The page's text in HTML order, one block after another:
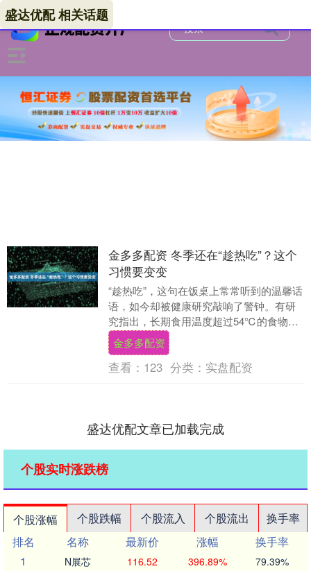
盛达优配 相关话题
金多多配资 冬季还在“趁热吃”？这个
习惯要变变
“趁热吃”，这句在饭桌上常常听到的温馨话
语，如今却被健康研究敲响了警钟。有研
究指出，长期食用温度超过54℃的食物，
可能会悄然增加患食道癌的风险，这一警
示对于我国....
金多多配资
查看： 123 分类： 实盘配资
盛达优配文章已加载完成
个股实时涨跌榜
个股涨幅 个股跌幅 个股流入 个股流出
换手率
排名
名称 最新价 涨幅
换手率
1
N展芯 116.52 396.89% 79.39%